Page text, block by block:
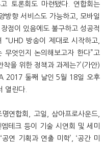
토론회도 마련됐다. 연합회는
방향 서비스도 가능하고, 모바일
점이 있음에도 불구하고 성공적
“UHD 방송이 제대로 시작하고,
엇인지 논의해보고자 한다”고
을 위한 정책과 과제는?’(가안)
2017 둘째 날인 5월 18일 오후
열린다.
연합회, 고일, 삼아프로사운드,
테크 등이 기술 시연회 및 세미
연 기획과 연출 미학’, ‘공간 미